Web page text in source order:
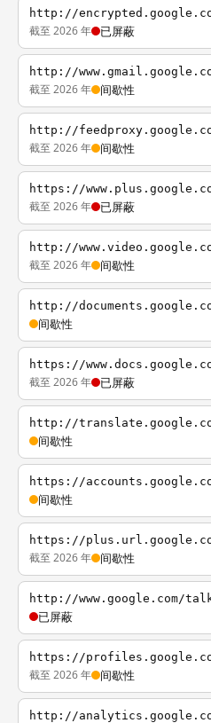
http://
截至 2026 年 已屏蔽
http://
截至 2026 年 间歇性
http://
截至 2026 年 间歇性
https://
截至 2026 年 已屏蔽
http://
截至 2026 年 间歇性
http://
间歇性
https://
截至 2026 年 已屏蔽
http://
间歇性
https://
间歇性
https://
截至 2026 年 间歇性
http://www.google.com/
已屏蔽
https://
截至 2026 年 间歇性
http://